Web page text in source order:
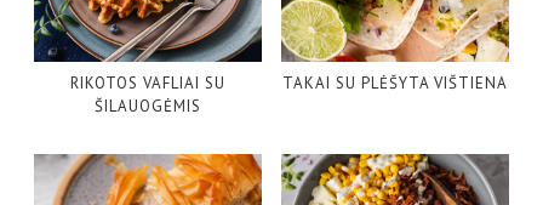
RIKOTOS VAFLIAI SU
ŠILAUOGĖMIS
TAKAI SU PLĖŠYTA VIŠTIENA